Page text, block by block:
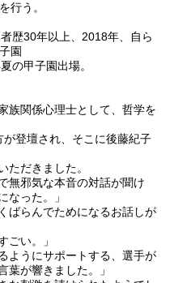
行う。
歴30年以上、2018年、自ら
園
の甲子園出場。
族関係心理士として、哲学を
登壇され、そこに後藤紀子
ただきました。
無邪気な本音の対話が聞け
なった。」
ばらんでためになるお話しが
ごい。」
ようにサポートする、選手が
葉が響きました。」